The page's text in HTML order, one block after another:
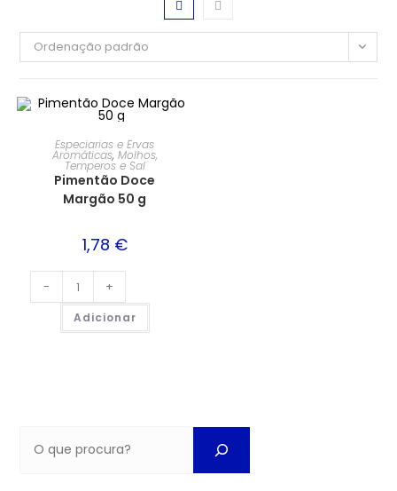
Ordenação padrão
Especiarias e Ervas
Aromáticas, Molhos,
Temperos e Sal
Pimentão Doce
Margão 50 g
1,78 €
- +
Adicionar